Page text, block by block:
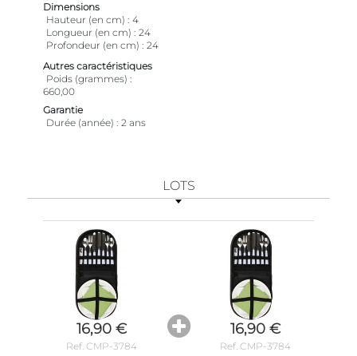
Dimensions
Hauteur (en cm)
4
Longueur (en cm)
24
Profondeur (en cm)
24
Autres caractéristiques
Poids (grammes)
660,00
Garantie
Durée (année)
2 ans
LOTS
16,90 €
Ref. CMP-3784
16,90 €
Ref. CMP-3784